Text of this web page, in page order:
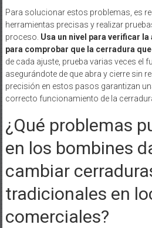
Para solucionar estos problemas, es
herramientas precisas y realizar
proceso. Usa un nivel para verificar
para comprobar que la cerradura
de cada ajuste, prueba varias veces el
asegurándote de que abra y cierre sin
precisión en estos pasos garantizan
correcto funcionamiento de la
¿Qué problemas
en los bombines
cambiar
tradicionales en
comerciales?